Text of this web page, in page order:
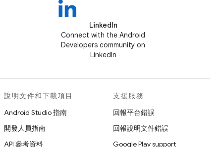
LinkedIn
Connect with the Android
Developers community on
LinkedIn
說明文件和下載項目
Android Studio 指南
開發人員指南
API 參考資料
支援服務
回報平台錯誤
回報說明文件錯誤
Google Play support